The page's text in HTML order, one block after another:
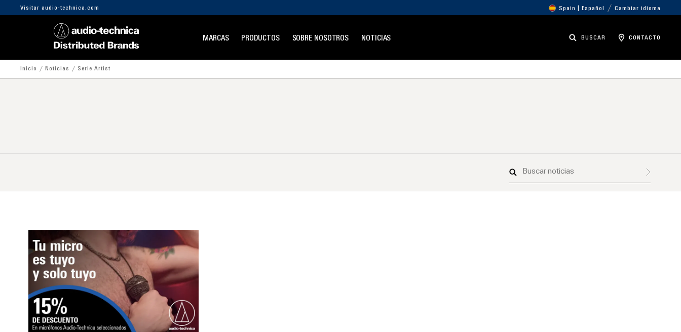
Visitar audio-technica.com Spain | Español Cambiar idioma
MARCAS PRODUCTOS SOBRE NOSOTROS NOTICIAS BUSCAR CONTACTO
Inicio Noticias Serie Artist
Buscar